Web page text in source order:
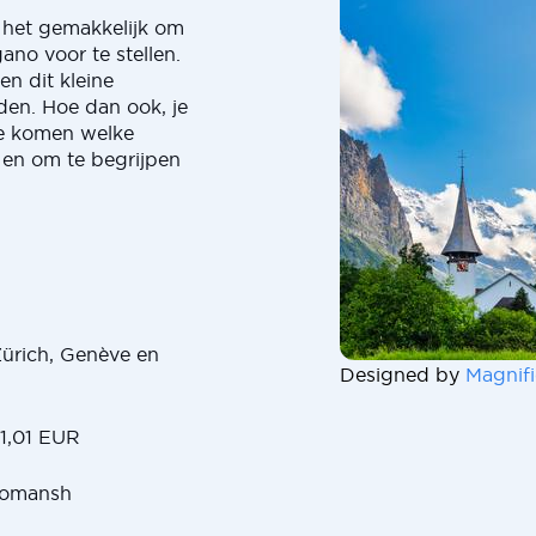
gemakkelijk om
voor te stellen.
dit kleine
Hoe dan ook, je
komen welke
om te begrijpen
Genève en
EUR
Designed by